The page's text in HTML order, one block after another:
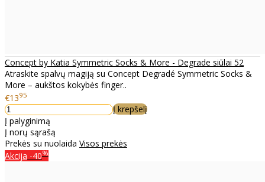
Concept by Katia Symmetric Socks & More - Degrade siūlai 52
Atraskite spalvų magiją su Concept Degradé Symmetric Socks &
More – aukštos kokybės finger..
€1395
Į krepšelį
Į palyginimą
Į norų sąrašą
Prekės su nuolaida Visos prekės
Akcija -40%